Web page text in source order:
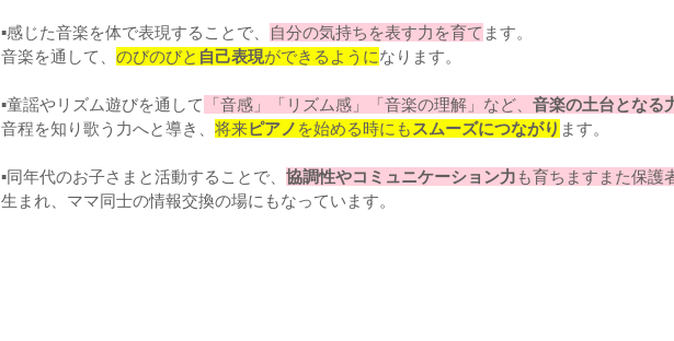
▪️感じた音楽を体で表現することで、 自分の気持ちを表す力を育て ます。
音楽を通して、 のびのびと 自己表現ができるようになります。
▪️童謡やリズム遊びを通して 「音感」「リズム感」「音楽の理解」など、 音楽の土台となる
音程を知り歌う力へと導き、 将来ピアノ を始める時にも スムーズにつながり ます。
▪️同年代のお子さまと活動することで、 協調性やコミュニケーション力 も育ちますまた保護
生まれ、ママ同士の情報交換の場にもなっています。